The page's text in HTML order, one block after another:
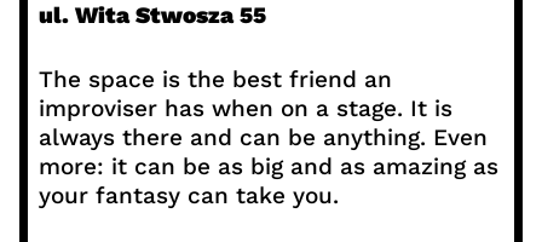
ul. Wita Stwosza 55
The space is the best friend an
improviser has when on a stage. It is
always there and can be anything. Even
more: it can be as big and as amazing as
your fantasy can take you.